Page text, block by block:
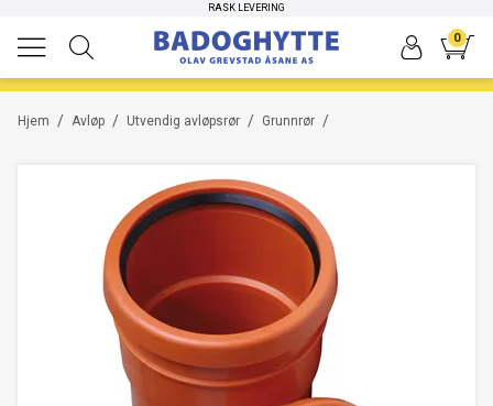
RASK LEVERING
HØYKVALITETS PRODUKTER
0
/
Hjem /
Avløp /
Utvendig avløpsrør /
Grunnrør